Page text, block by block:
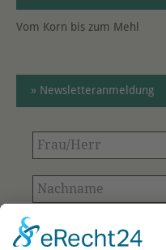
Vom Korn bis zum Mehl
» Newsletteranmeldung
Frau/Herr
Nachname
E-
Mail-